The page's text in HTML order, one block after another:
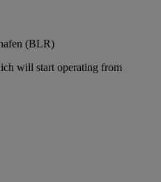
(BLR)
will start operating from